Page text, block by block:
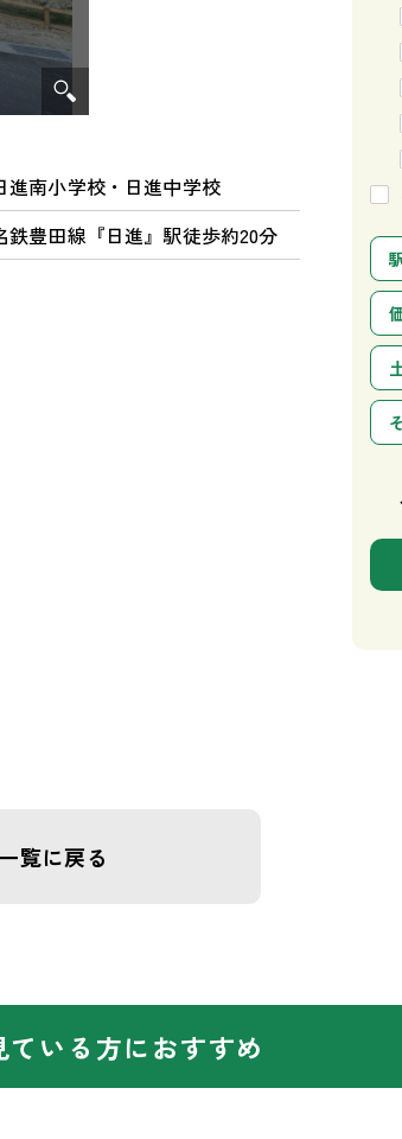
進南小学校・日進中学校
鉄豊田線『日進』駅徒歩約20分
一覧に戻る
ている方におすすめ